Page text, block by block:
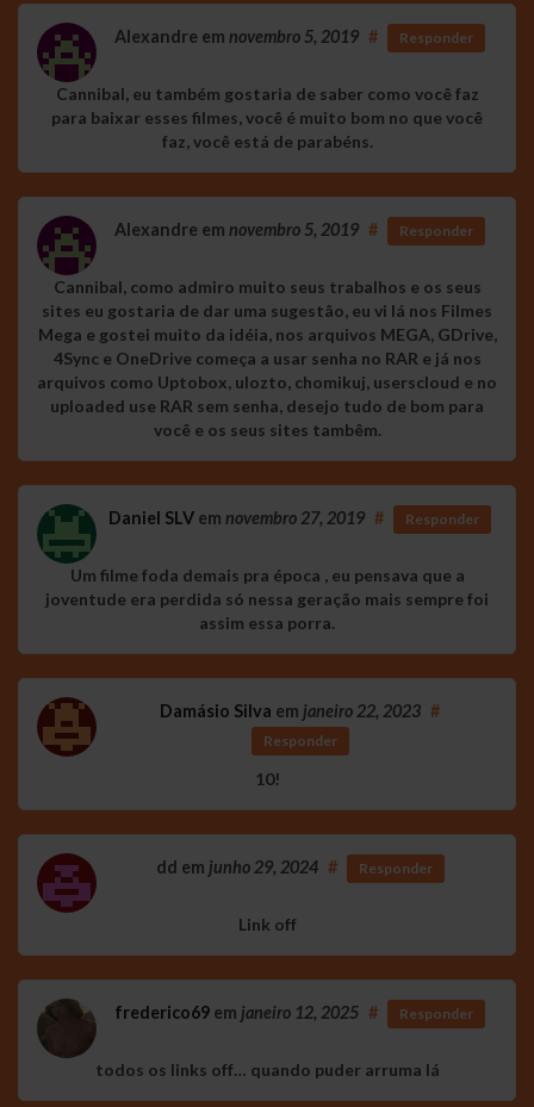
Alexandre em novembro 5, 2019 # Responder
Cannibal, eu também gostaria de saber como você faz
para baixar esses filmes, você é muito bom no que você
faz, você está de parabéns.
Alexandre em novembro 5, 2019 # Responder
Cannibal, como admiro muito seus trabalhos e os seus
sites eu gostaria de dar uma sugestâo, eu vi lá nos Filmes
Mega e gostei muito da idéia, nos arquivos MEGA, GDrive,
4Sync e OneDrive começa a usar senha no RAR e já nos
arquivos como Uptobox, ulozto, chomikuj, userscloud e no
uploaded use RAR sem senha, desejo tudo de bom para
você e os seus sites tambêm.
Daniel SLV em novembro 27, 2019 # Responder
Um filme foda demais pra época , eu pensava que a
joventude era perdida só nessa geração mais sempre foi
assim essa porra.
Damásio Silva em janeiro 22, 2023 #
Responder
10!
dd em junho 29, 2024 # Responder
Link off
frederico69 em janeiro 12, 2025 # Responder
todos os links off… quando puder arruma lá